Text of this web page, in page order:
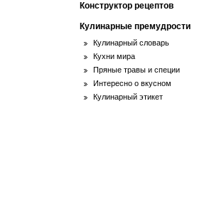
Конструктор рецептов
Кулинарные премудрости
Кулинарный словарь
Кухни мира
Пряные травы и специи
Интересно о вкусном
Кулинарный этикет